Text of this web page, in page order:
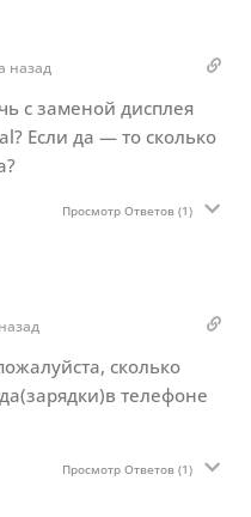
назад
с заменой дисплея
Если да — то сколько
Просмотр Ответов(1)
сколько
телефоне
Просмотр Ответов(1)